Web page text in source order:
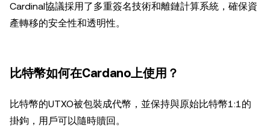
Cardinal協議採用了多重簽名技術和離鏈計算系統，確保資
產轉移的安全性和透明性。
比特幣如何在Cardano上使用？
比特幣的UTXO被包裝成代幣，並保持與原始比特幣1:1的
掛鉤，用戶可以隨時贖回。